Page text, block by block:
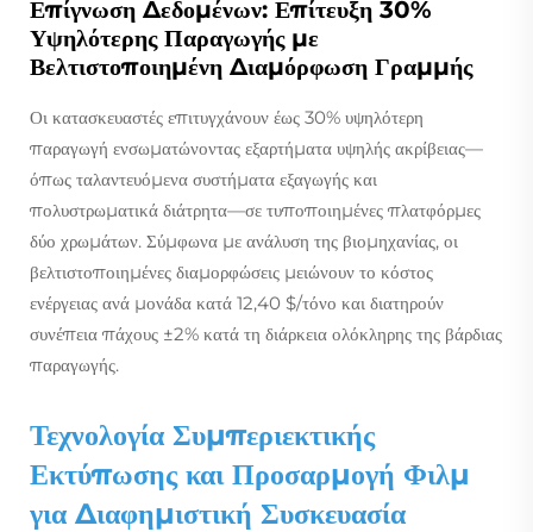
Επίγνωση Δεδομένων: Επίτευξη 30%
Υψηλότερης Παραγωγής με
Βελτιστοποιημένη Διαμόρφωση Γραμμής
Οι κατασκευαστές επιτυγχάνουν έως 30% υψηλότερη
παραγωγή ενσωματώνοντας εξαρτήματα υψηλής ακρίβειας—
όπως ταλαντευόμενα συστήματα εξαγωγής και
πολυστρωματικά διάτρητα—σε τυποποιημένες πλατφόρμες
δύο χρωμάτων. Σύμφωνα με ανάλυση της βιομηχανίας, οι
βελτιστοποιημένες διαμορφώσεις μειώνουν το κόστος
ενέργειας ανά μονάδα κατά 12,40 $/τόνο και διατηρούν
συνέπεια πάχους ±2% κατά τη διάρκεια ολόκληρης της βάρδιας
παραγωγής.
Τεχνολογία Συμπεριεκτικής
Εκτύπωσης και Προσαρμογή Φιλμ
για Διαφημιστική Συσκευασία